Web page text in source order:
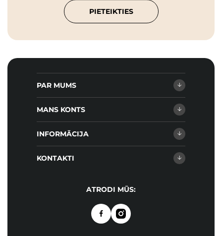
PIETEIKTIES
PAR MUMS
MANS KONTS
INFORMĀCIJA
KONTAKTI
ATRODI MŪS: